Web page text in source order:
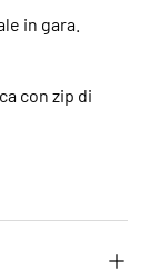
in gara.
con zip di